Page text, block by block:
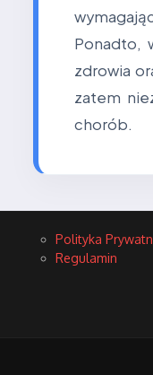
Ponadto,
zdrowia
zatem
chorób.
Polityka
Regulamin